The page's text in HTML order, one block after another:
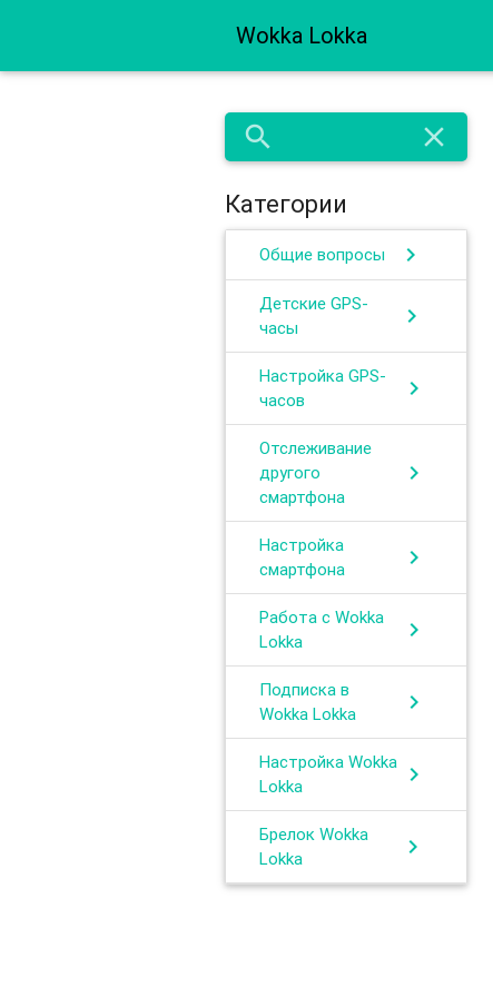
Wokka Lokka
search close
Категории
Общие вопросы chevron_right
Детские GPS-
часы
chevron_right
Настройка GPS-
часов
chevron_right
Отслеживание
другого
смартфона
chevron_right
Настройка
смартфона
chevron_right
Работа с Wokka
Lokka
chevron_right
Подписка в
Wokka Lokka
chevron_right
Настройка Wokka
Lokka
chevron_right
Брелок Wokka
Lokka
chevron_right